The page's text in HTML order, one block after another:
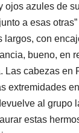
ojos azules de
a esas
largos, con
bueno, en
Las cabezas en
extremidades
al grupo
estas